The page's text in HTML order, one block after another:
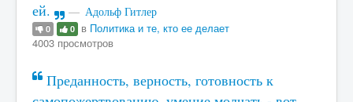
ей.
Адольф Гитлер
0 0 в Политика и те, кто ее делает
4003 просмотров
Преданность, верность, готовность к